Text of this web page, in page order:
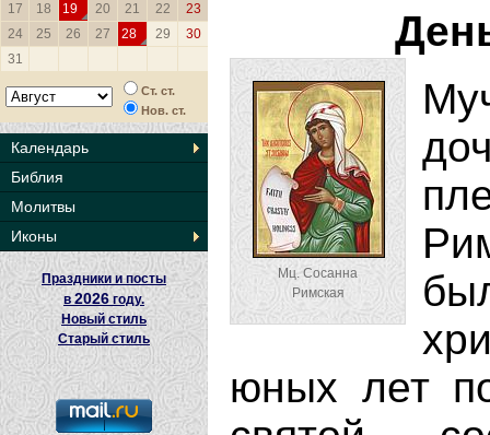
17
18 19 20 21 22
23
24
25 26 27 28 29
30
31
Ст. ст.
Нов. ст.
Календарь
Библия
Молитвы
Иконы
Праздники и посты
в 2026 году.
Новый стиль
Старый стиль
Мц. Сосанна
Римская
юных лет